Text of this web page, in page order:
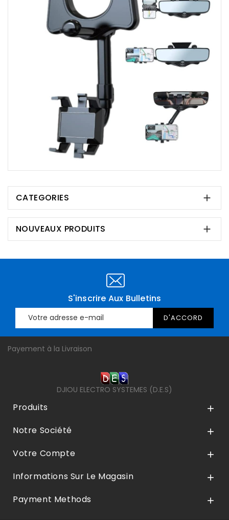
CATEGORIES 
NOUVEAUX PRODUITS 
S'inscrire Aux Bulletins
Payement à la Livraison
DJIOU ELECTRO SYSTEMES (D.E.S)
Produits 
Notre Société 
Votre Compte 
Informations Sur Le Magasin 
Payment Methods 